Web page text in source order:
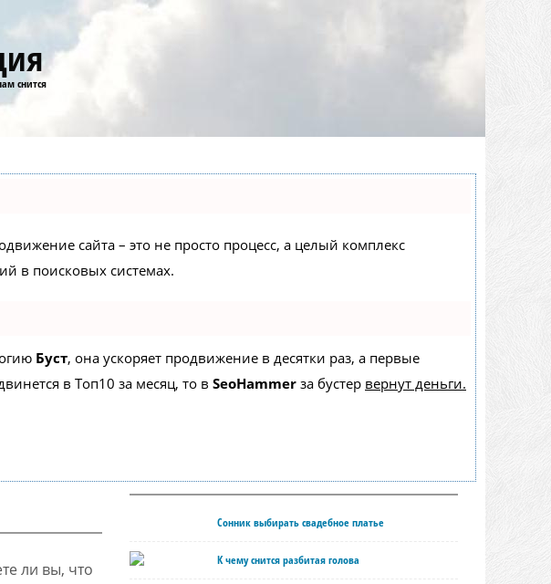
снится
сайта – это не просто процесс, а целый комплекс
в поисковых системах.
Буст, она ускоряет продвижение в десятки раз, а первые
в Топ10 за месяц, то в SeoHammer за бустер вернут деньги.
ли вы, что
Сонник выбирать свадебное платье
К чему снится разбитая голова